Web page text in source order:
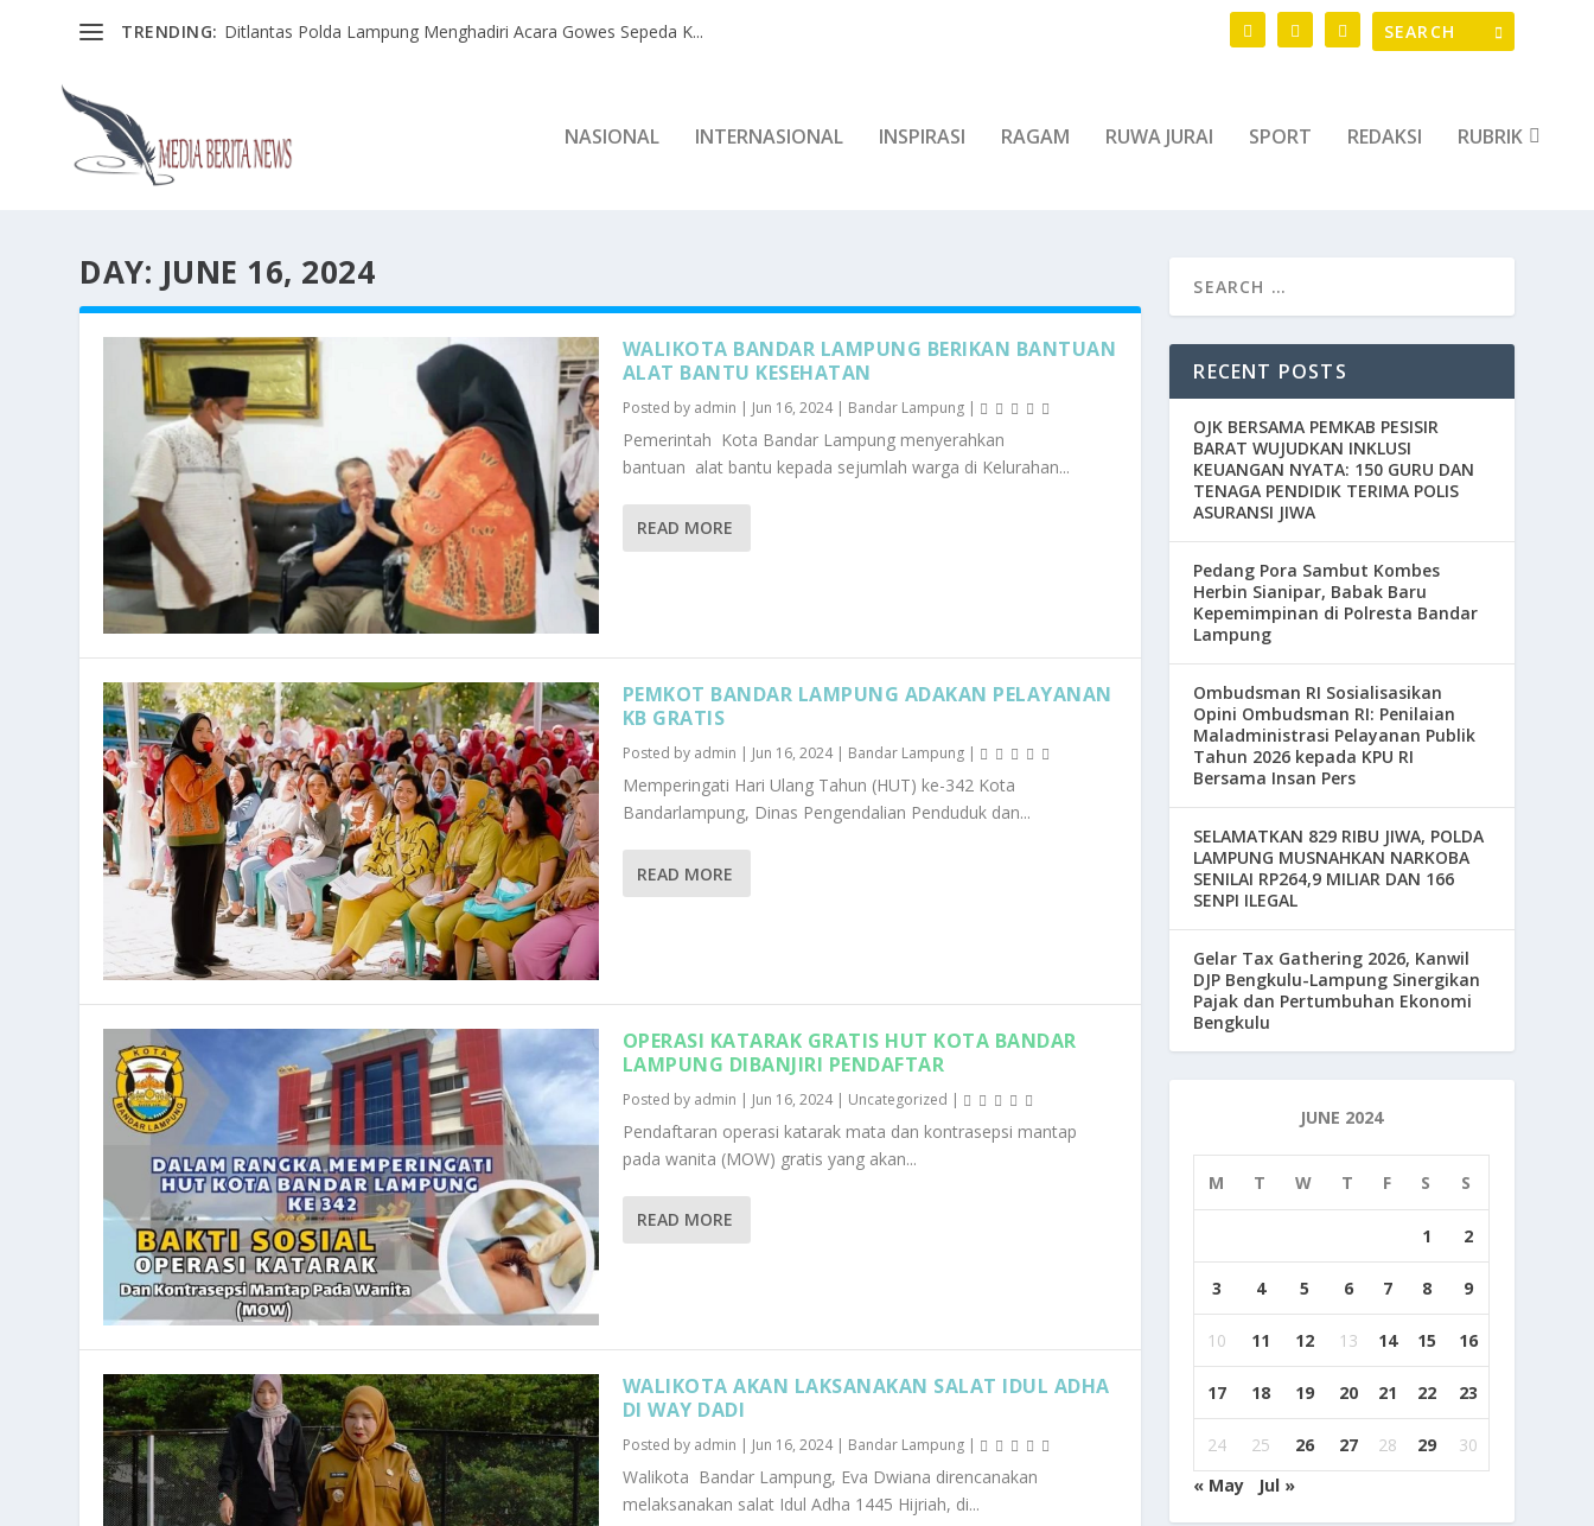
TRENDING: Ditlantas Polda Lampung Menghadiri Acara Gowes Sepeda K...
NASIONAL INTERNASIONAL INSPIRASI RAGAM RUWA JURAI SPORT REDAKSI RUBRIK
DAY: JUNE 16, 2024
WALIKOTA BANDAR LAMPUNG BERIKAN BANTUAN
ALAT BANTU KESEHATAN
Posted by admin | Jun 16, 2024| Bandar Lampung|
Pemerintah Kota Bandar Lampung menyerahkan
bantuan alat bantu kepada sejumlah warga di Kelurahan...
READ MORE
PEMKOT BANDAR LAMPUNG ADAKAN PELAYANAN
KB GRATIS
Posted by admin | Jun 16, 2024| Bandar Lampung|
Memperingati Hari Ulang Tahun (HUT) ke-342 Kota
Bandarlampung, Dinas Pengendalian Penduduk dan...
READ MORE
OPERASI KATARAK GRATIS HUT KOTA BANDAR
LAMPUNG DIBANJIRI PENDAFTAR
Posted by admin | Jun 16, 2024| Uncategorized |
Pendaftaran operasi katarak mata dan kontrasepsi mantap
pada wanita (MOW) gratis yang akan...
READ MORE
WALIKOTA AKAN LAKSANAKAN SALAT IDUL ADHA
DI WAY DADI
Posted by admin | Jun 16, 2024| Bandar Lampung|
Walikota Bandar Lampung, Eva Dwiana direncanakan
melaksanakan salat Idul Adha 1445 Hijriah, di...
RECENT POSTS
OJK BERSAMA PEMKAB PESISIR
BARAT WUJUDKAN INKLUSI
KEUANGAN NYATA: 150 GURU DAN
TENAGA PENDIDIK TERIMA POLIS
ASURANSI JIWA
Pedang Pora Sambut Kombes
Herbin Sianipar, Babak Baru
Kepemimpinan di Polresta Bandar
Lampung
Ombudsman RI Sosialisasikan
Opini Ombudsman RI: Penilaian
Maladministrasi Pelayanan Publik
Tahun 2026 kepada KPU RI
Bersama Insan Pers
SELAMATKAN 829 RIBU JIWA, POLDA
LAMPUNG MUSNAHKAN NARKOBA
SENILAI RP264,9 MILIAR DAN 166
SENPI ILEGAL
Gelar Tax Gathering 2026, Kanwil
DJP Bengkulu-Lampung Sinergikan
Pajak dan Pertumbuhan Ekonomi
Bengkulu
JUNE 2024
M T W T F S S
1 2
3 4 5 6 7 8 9
10 11 12 13 14 15 16
17 18 19 20 21 22 23
24 25 26 27 28 29
30
« May
Jul »